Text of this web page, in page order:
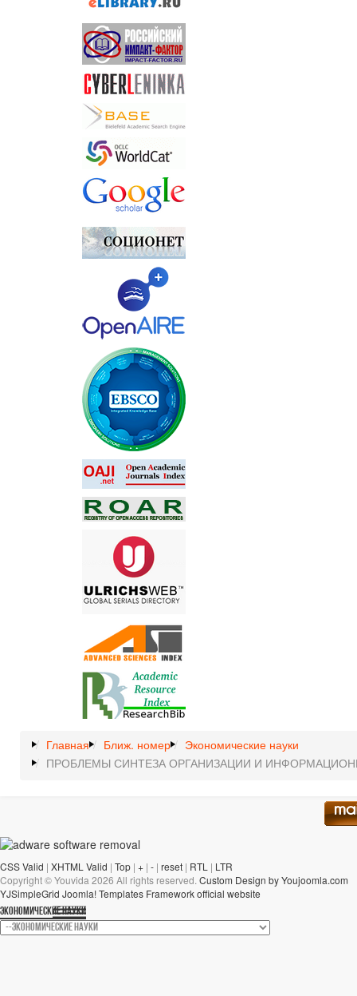
Главная Ближ. номер
Экономические науки
ПРОБЛЕМЫ СИНТЕЗА ОРГАНИЗАЦИИ И
CSS Valid | XHTML Valid | Top | + | - | reset | RTL | LTR
Copyright ©Youvida 2026 All rights reserved. Custom Design by Youjoomla.com
YJSimpleGrid Joomla! Templates Framework official website
ЭКОНОМИЧЕСКИЕ НАУКИ